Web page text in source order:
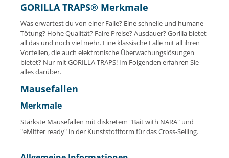
Stahl und präzisen Federn gefertigt. Sie ist eine nach §18
(Infektionsschutzgesetz) zertifiziert* und optimal für den
Profieinsatz. SICHER ✔ Durch ihre Größe passt die Falle optimal
in unsere Stationen und ist darin geschützt vor den Zugriff von
großen Tieren und Kindern.PRAKTISCH ✔ Die Köderfassung ist
speziell für den Einsatz von NARA® gefertigt.EFFEKTIV ✔ Durch
die qualitativ hochwertigen Federn wird ein humanes Fangen
gewährleistet.ROBUST ✔ Gefertigt aus besonders robustem
Kunststoff und hochwertigem Stahl.PROFESSIONELL ✔ Die
GorillaTraps Mausefalle ist eine nach §18 (Infektionsgesetz)
zertifizierte* Falle. * die Gorilla Traps Mausefalle wurde
zusammen mit der Snapbox nach §18 IfSG getestet und gelistet
Die Gorilla Traps Mausefalle kann perfekt mit NARA, eMitter und
GORILLA TRAPS® Merkmale
Was erwartest du von einer Falle? Eine schnelle und humane
Tötung? Hohe Qualität? Faire Preise? Ausdauer? Gorilla bietet
all das und noch viel mehr. Eine klassische Falle mit all ihren
Vorteilen, die auch elektronische Überwachungslösungen
bietet? Nur mit GORILLA TRAPS! Im Folgenden erfahren Sie
alles darüber.
Mausefallen
Merkmale
Stärkste Mausefallen mit diskretem "Bait with NARA" und
"eMitter ready" in der Kunststoffform für das Cross-Selling.